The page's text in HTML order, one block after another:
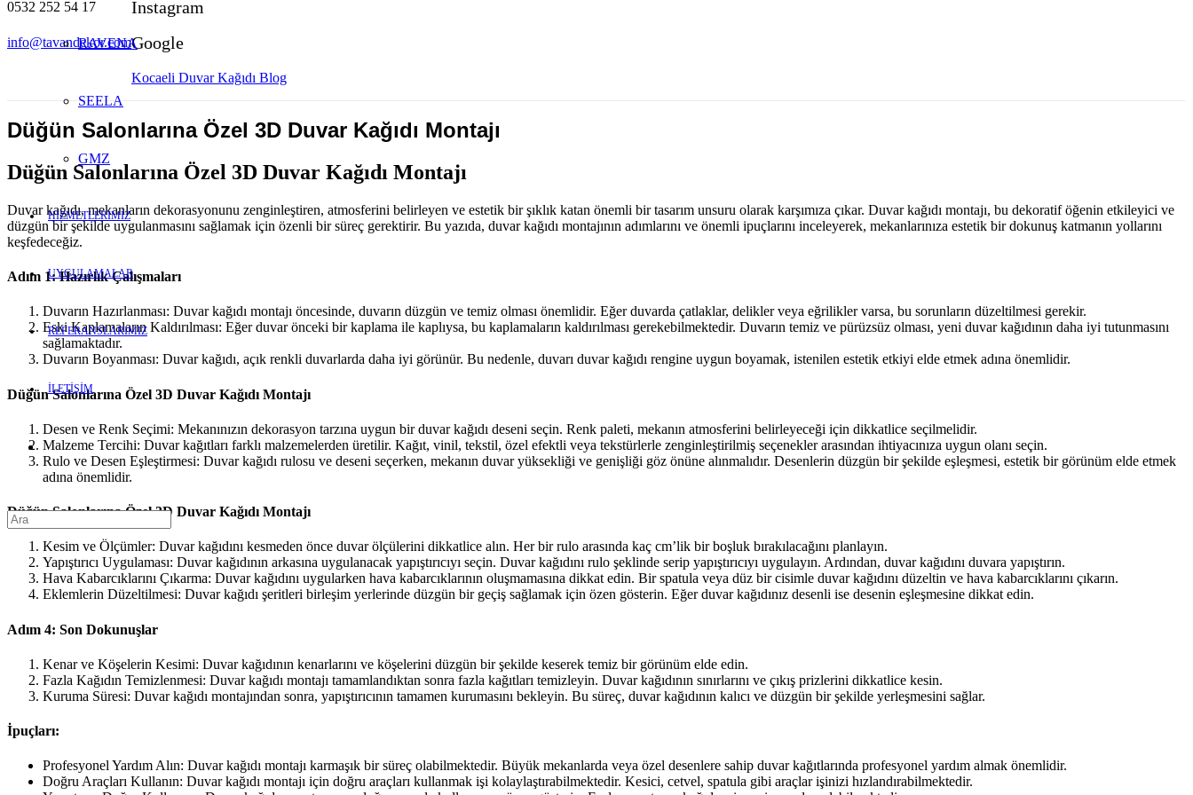
0532 252 54 17
info@tavandekor.com
Instagram
Google
Kocaeli Duvar Kağıdı Blog
RAVENA
SEELA
GMZ
HİZMETLERİMİZ
UYGULAMALAR
REFERANSLARIMIZ
İLETİŞİM
Düğün Salonlarına Özel 3D Duvar Kağıdı Montajı
Düğün Salonlarına Özel 3D Duvar Kağıdı Montajı
Duvar kağıdı, mekanların dekorasyonunu zenginleştiren, atmosferini belirleyen ve estetik bir şıklık katan önemli bir tasarım unsuru olarak karşımıza çıkar. Duvar kağıdı montajı, bu dekoratif öğenin etkileyici ve
düzgün bir şekilde uygulanmasını sağlamak için özenli bir süreç gerektirir. Bu yazıda, duvar kağıdı montajının adımlarını ve önemli ipuçlarını inceleyerek, mekanlarınıza estetik bir dokunuş katmanın yollarını
keşfedeceğiz.
Adım 1: Hazırlık Çalışmaları
Duvarın Hazırlanması: Duvar kağıdı montajı öncesinde, duvarın düzgün ve temiz olması önemlidir. Eğer duvarda çatlaklar, delikler veya eğrilikler varsa, bu sorunların düzeltilmesi gerekir.
Eski Kaplamaların Kaldırılması: Eğer duvar önceki bir kaplama ile kaplıysa, bu kaplamaların kaldırılması gerekebilmektedir. Duvarın temiz ve pürüzsüz olması, yeni duvar kağıdının daha iyi tutunmasını
sağlamaktadır.
Duvarın Boyanması: Duvar kağıdı, açık renkli duvarlarda daha iyi görünür. Bu nedenle, duvarı duvar kağıdı rengine uygun boyamak, istenilen estetik etkiyi elde etmek adına önemlidir.
Düğün Salonlarına Özel 3D Duvar Kağıdı Montajı
Desen ve Renk Seçimi: Mekanınızın dekorasyon tarzına uygun bir duvar kağıdı deseni seçin. Renk paleti, mekanın atmosferini belirleyeceği için dikkatlice seçilmelidir.
Malzeme Tercihi: Duvar kağıtları farklı malzemelerden üretilir. Kağıt, vinil, tekstil, özel efektli veya tekstürlerle zenginleştirilmiş seçenekler arasından ihtiyacınıza uygun olanı seçin.
Rulo ve Desen Eşleştirmesi: Duvar kağıdı rulosu ve deseni seçerken, mekanın duvar yüksekliği ve genişliği göz önüne alınmalıdır. Desenlerin düzgün bir şekilde eşleşmesi, estetik bir görünüm elde etmek
adına önemlidir.
Düğün Salonlarına Özel 3D Duvar Kağıdı Montajı
Kesim ve Ölçümler: Duvar kağıdını kesmeden önce duvar ölçülerini dikkatlice alın. Her bir rulo arasında kaç cm’lik bir boşluk bırakılacağını planlayın.
Yapıştırıcı Uygulaması: Duvar kağıdının arkasına uygulanacak yapıştırıcıyı seçin. Duvar kağıdını rulo şeklinde serip yapıştırıcıyı uygulayın. Ardından, duvar kağıdını duvara yapıştırın.
Hava Kabarcıklarını Çıkarma: Duvar kağıdını uygularken hava kabarcıklarının oluşmamasına dikkat edin. Bir spatula veya düz bir cisimle duvar kağıdını düzeltin ve hava kabarcıklarını çıkarın.
Eklemlerin Düzeltilmesi: Duvar kağıdı şeritleri birleşim yerlerinde düzgün bir geçiş sağlamak için özen gösterin. Eğer duvar kağıdınız desenli ise desenin eşleşmesine dikkat edin.
Adım 4: Son Dokunuşlar
Kenar ve Köşelerin Kesimi: Duvar kağıdının kenarlarını ve köşelerini düzgün bir şekilde keserek temiz bir görünüm elde edin.
Fazla Kağıdın Temizlenmesi: Duvar kağıdı montajı tamamlandıktan sonra fazla kağıtları temizleyin. Duvar kağıdının sınırlarını ve çıkış prizlerini dikkatlice kesin.
Kuruma Süresi: Duvar kağıdı montajından sonra, yapıştırıcının tamamen kurumasını bekleyin. Bu süreç, duvar kağıdının kalıcı ve düzgün bir şekilde yerleşmesini sağlar.
İpuçları:
Profesyonel Yardım Alın: Duvar kağıdı montajı karmaşık bir süreç olabilmektedir. Büyük mekanlarda veya özel desenlere sahip duvar kağıtlarında profesyonel yardım almak önemlidir.
Doğru Araçları Kullanın: Duvar kağıdı montajı için doğru araçları kullanmak işi kolaylaştırabilmektedir. Kesici, cetvel, spatula gibi araçlar işinizi hızlandırabilmektedir.